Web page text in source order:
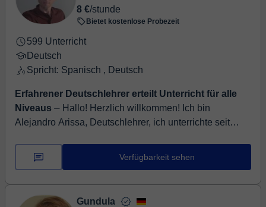
8 €/stunde
Bietet kostenlose Probezeit
599 Unterricht
Deutsch
Spricht: Spanisch , Deutsch
Erfahrener Deutschlehrer erteilt Unterricht für alle
Niveaus ⏤ Hallo! Herzlich willkommen! Ich bin
Alejandro Arissa, Deutschlehrer, ich unterrichte seit
Kurstei...
Verfügbarkeit sehen
Gundula